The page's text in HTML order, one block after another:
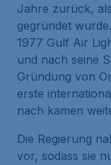
Jahre zurück,
gegründet
1977 Gulf Air
und nach seine
Gründung von
erste
nach kamen
Die Regierung
vor, sodass sie